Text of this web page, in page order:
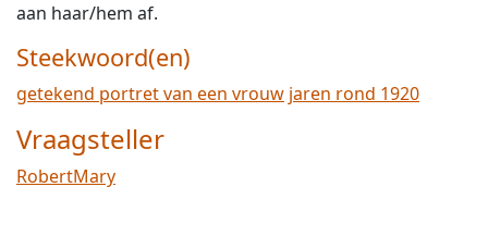
aan haar/hem af.
Steekwoord(en)
getekend portret van een vrouw jaren rond 1920
Vraagsteller
RobertMary